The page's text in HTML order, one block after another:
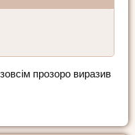
прозоро виразив